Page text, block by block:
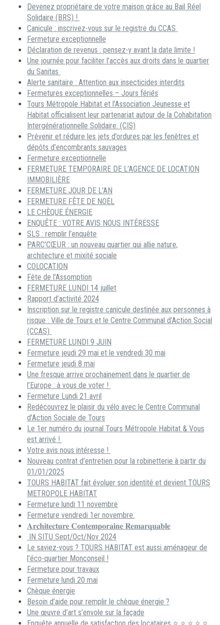
Devenez propriétaire de votre maison grâce au Bail Réel
Solidaire (BRS) !
Canicule : inscrivez-vous sur le registre du CCAS
Fermeture exceptionnelle
Déclaration de revenus : pensez-y avant la date limite !
Une journée pour faciliter l’accès aux droits dans le quartier
du Sanitas
Alerte sanitaire : Attention aux insecticides interdits
Fermetures exceptionnelles – Jours fériés
Tours Métropole Habitat et l’Association Jeunesse et
Habitat officialisent leur partenariat autour de la Cohabitation
Intergénérationnelle Solidaire. (CIS)
Prévenir et réduire les jets d’ordures par les fenêtres et
dépôts d’encombrants sauvages
Fermeture exceptionnelle
FERMETURE TEMPORAIRE DE L’AGENCE DE LOCATION
IMMOBILIÈRE
FERMETURE JOUR DE L’AN
FERMETURE FÊTE DE NOËL
LE CHÈQUE ÉNERGIE
ENQUÊTE : VOTRE AVIS NOUS INTÉRESSE
SLS : remplir l’enquête
PARC’CŒUR : un nouveau quartier qui allie nature,
architecture et mixité sociale
COLOCATION
Fête de l’Assomption
FERMETURE LUNDI 14 juillet
Rapport d’activité 2024
Inscription sur le registre canicule destinée aux personnes à
risque : Ville de Tours et le Centre Communal d’Action Social
(CCAS)
FERMETURE LUNDI 9 JUIN
Fermeture jeudi 29 mai et le vendredi 30 mai
Fermeture jeudi 8 mai
Une fresque arrive prochainement dans le quartier de
l’Europe : à vous de voter !
Fermeture Lundi 21 avril
Redécouvrez le plaisir du vélo avec le Centre Communal
d’Action Sociale de Tours
Le 1er numéro du journal Tours Métropole Habitat & Vous
est arrivé !
Votre avis nous intéresse !
Nouveau contrat d’entretien pour la robinetterie à partir du
01/01/2025
TOURS HABITAT fait évoluer son identité et devient TOURS
METROPOLE HABITAT
Fermeture lundi 11 novembre
Fermeture vendredi 1er novembre.
𝐀𝐫𝐜𝐡𝐢𝐭𝐞𝐜𝐭𝐮𝐫𝐞 𝐂𝐨𝐧𝐭𝐞𝐦𝐩𝐨𝐫𝐚𝐢𝐧𝐞 𝐑𝐞𝐦𝐚𝐫𝐪𝐮𝐚𝐛𝐥𝐞
IN SITU Sept/Oct/Nov 2024
Le saviez-vous ? TOURS HABITAT est aussi aménageur de
l’éco-quartier Monconseil !
Fermeture pour travaux
Fermeture lundi 20 mai
Chèque énergie
Besoin d’aide pour remplir le chèque énergie ?
Une œuvre d’art s’envole sur la façade